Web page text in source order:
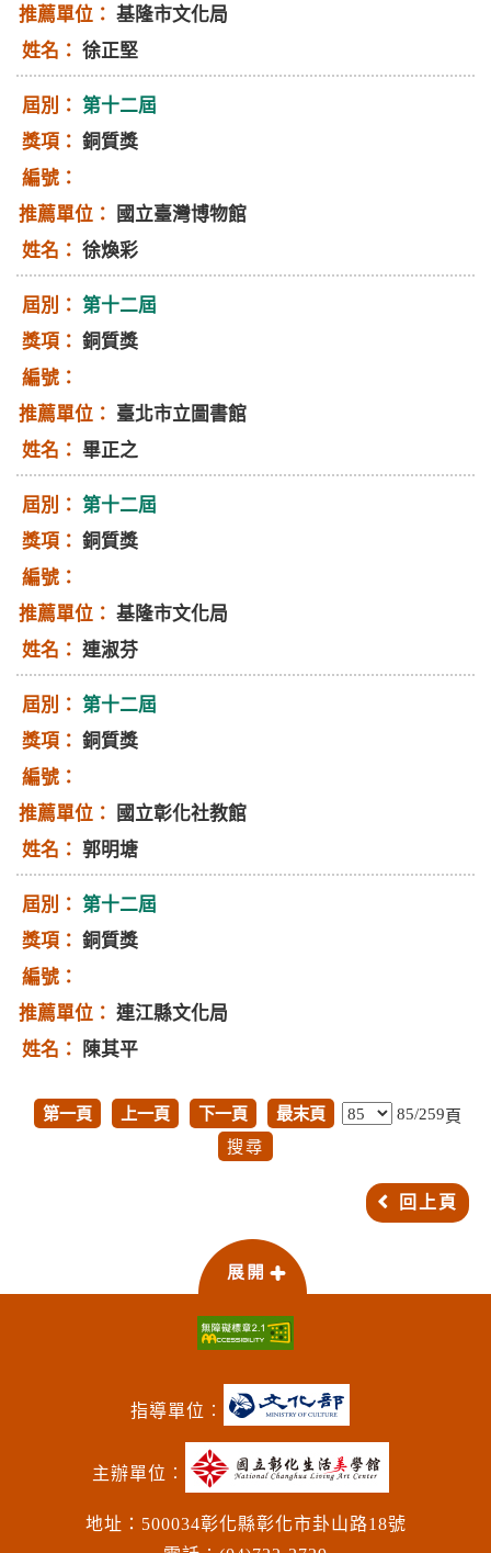
基隆市文化局
徐正堅
第十二屆
銅質獎
國立臺灣博物館
徐煥彩
第十二屆
銅質獎
臺北市立圖書館
畢正之
第十二屆
銅質獎
基隆市文化局
連淑芬
第十二屆
銅質獎
國立彰化社教館
郭明塘
第十二屆
銅質獎
連江縣文化局
陳其平
第一頁 上一頁 下一頁 最末頁 85/259頁
回上頁
指導單位︰
主辦單位︰
地址：500034彰化縣彰化市卦山路18號